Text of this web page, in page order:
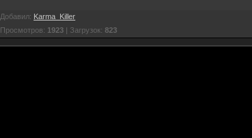
Добавил: Karma_Killer
Просмотров: 1923 | Загрузок: 823